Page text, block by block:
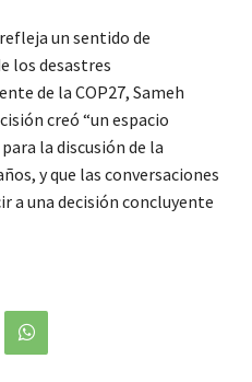
un sentido de
los desastres
de la COP27, Sameh
creó “un espacio
la discusión de la
y que las conversaciones
a una decisión concluyente